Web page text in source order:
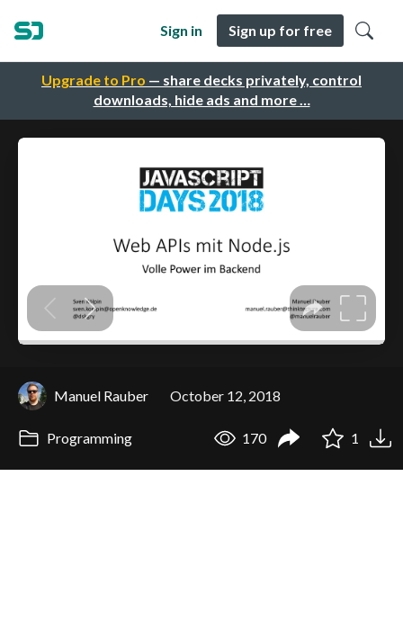
Upgrade to Pro — share decks privately, control
downloads, hide ads and more …
Sign in Sign up for free
Manuel Rauber October 12, 2018
Programming 170 1